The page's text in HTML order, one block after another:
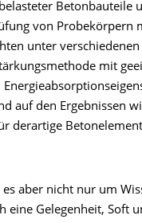
Betonbauteile
von Probekörpern
unter
mit
auf den Ergebnissen
derartige
es aber nicht nur um
eine Gelegenheit, Soft